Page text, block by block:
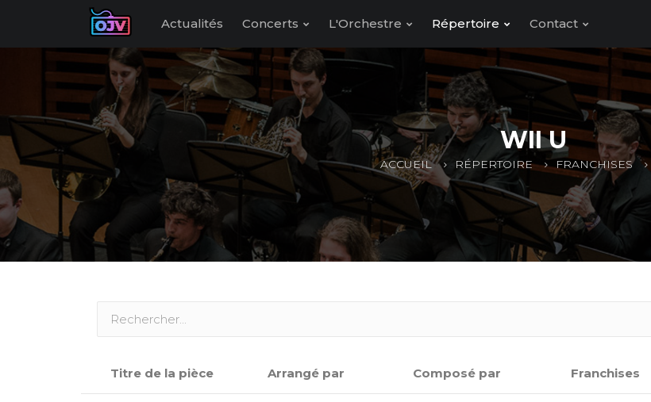
Actualités Concerts L'Orchestre Répertoire Contact
WII U
ACCUEIL RÉPERTOIRE FRANCHISES
Titre de la pièce Arrangé par Composé par Franchises